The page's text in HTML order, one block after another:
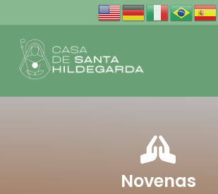
para
conteúdo
Novenas